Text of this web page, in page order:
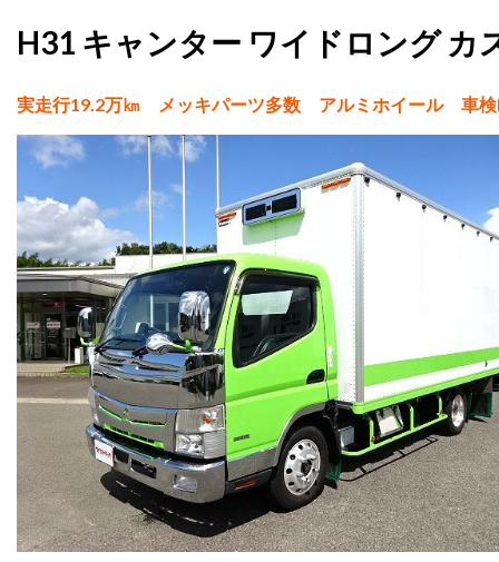
H31 キャンター ワイドロング カ
実走行19.2万㎞ メッキパーツ多数 アルミホイール 車検